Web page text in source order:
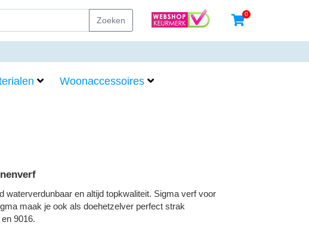
Zoeken
0
Woonaccessoires
waterverdunbaar en altijd topkwaliteit. Sigma verf voor
maak je ook als doehetzelver perfect strak
9016.